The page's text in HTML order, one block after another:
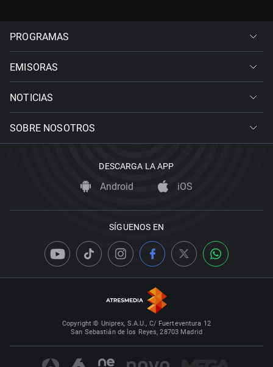
PROGRAMAS
EMISORAS
NOTICIAS
SOBRE NOSOTROS
DESCARGA LA APP
Android iOS
SÍGUENOS EN
Copyright © Uniprex, S.A.U., C/ Fuerteventura 12
San Sebastián de los Reyes, 28703 Madrid